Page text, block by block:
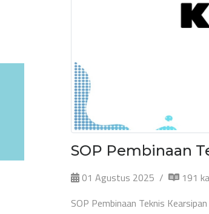
SOP Pembinaan
01 Agustus 2025
191
SOP Pembinaan Teknis Kearsipan